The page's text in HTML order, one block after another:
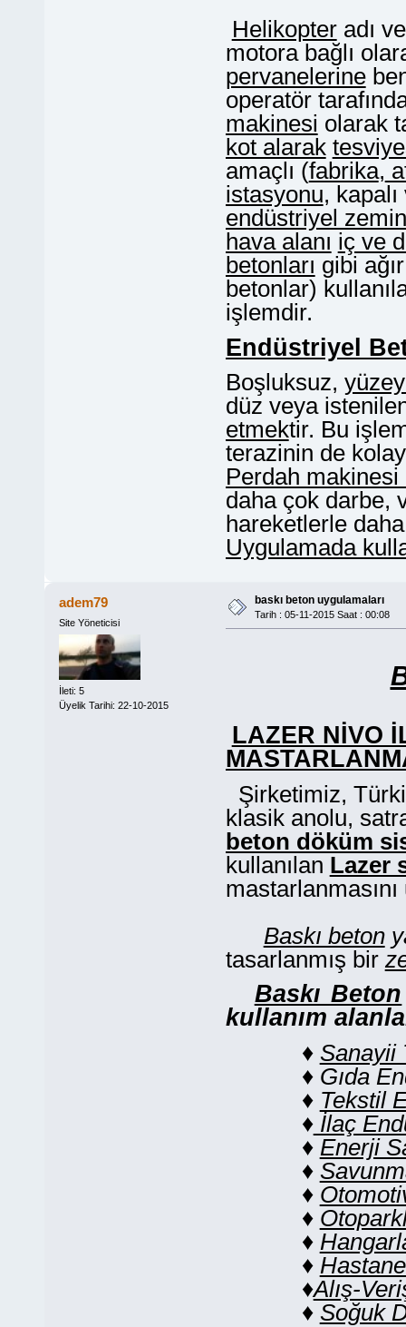
Helikopteradı
motora bağlı
pervanelerine
operatör
makinesi olarak
kot alarak
amaçlı (fabrika,
istasyonu,
endüstriyel
hava alanı iç ve
betonları gibi
betonlar)
işlemdir.
Endüstriyel
Boşluksuz,
düz veya
etmektir. Bu
terazinin de
Perdah makinesi
daha çok darbe,
hareketlerle
Uygulamada
adem79
Site Yöneticisi
İleti: 5
Üyelik Tarihi: 22-10-2015
baskı beton uygulamaları
Tarih : 05-11-2015 Saat : 00:08
LAZER NİVO
Şirketimiz,
klasik anolu,
beton döküm
kullanılan Lazer
Baskı beton
tasarlanmış bir
Baskı Beton
kullanım
♦ Sanayii
♦ Gıda
♦ Tekstil
♦İlaç
♦ Enerji
♦
♦
♦
♦
♦
♦Alış-
♦ Soğuk